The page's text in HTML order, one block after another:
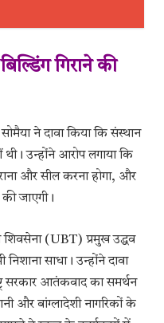
गिराने की
ने दावा किया कि संस्थान
थी। उन्होंने आरोप लगाया कि
और सील करना होगा, और
जाएगी।
शिवसेना (UBT) प्रमुख उद्धव
साधा। उन्होंने दावा
सरकार आतंकवाद का समर्थन
और बांग्लादेशी नागरिकों के